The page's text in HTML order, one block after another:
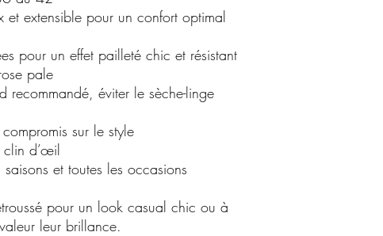
et extensible pour un confort optimal
pour un effet pailleté chic et résistant
pale
recommandé, éviter le sèche-linge
sur le style
clin d’œil
et toutes les occasions
pour un look casual chic ou à
leur brillance.